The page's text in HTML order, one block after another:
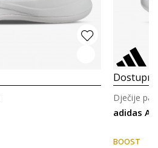
adidas
Dječije
BOOST